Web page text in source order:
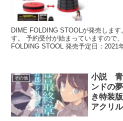
DIME FOLDING STOOLが発売しま
す。 予約受付が始まっていますので
FOLDING STOOL 発売予定日：2021
その他
小説 青
ンドの
き特装
アクリ